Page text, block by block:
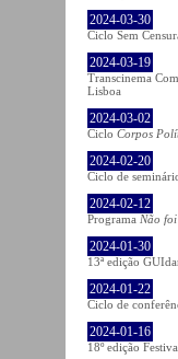
2024-03-30
Ciclo Sem
2024-03-19
Transcinema
Lisboa
2024-03-02
Ciclo Corpos
2024-02-20
Ciclo de
2024-02-12
Programa Não
2024-01-30
13ª edição
2024-01-22
Ciclo de
2024-01-16
18º edição